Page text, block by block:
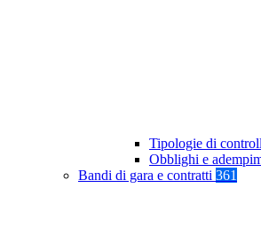
Tipologie di
Obblighi e
Bandi di gara e contratti 361